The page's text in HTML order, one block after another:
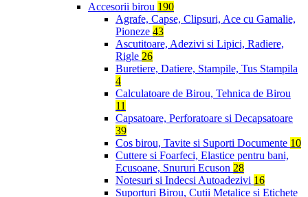
Accesorii birou 190
Agrafe, Capse, Clipsuri, Ace cu Gamalie,
Pioneze 43
Ascutitoare, Adezivi si Lipici, Radiere,
Rigle 26
Buretiere, Datiere, Stampile, Tus Stampila
4
Calculatoare de Birou, Tehnica de Birou
11
Capsatoare, Perforatoare si Decapsatoare
39
Cos birou, Tavite si Suporti Documente 10
Cuttere si Foarfeci, Elastice pentru bani,
Ecusoane, Snururi Ecuson 28
Notesuri si Indecsi Autoadezivi 16
Suporturi Birou, Cutii Metalice si Etichete